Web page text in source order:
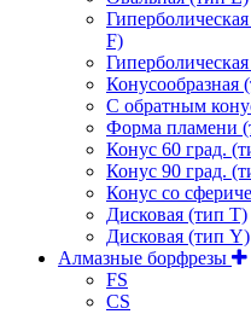
F)
Конусообразная
C обратным
Форма пламени
Конус 60 град.
Конус 90 град.
Конус со
Дисковая (тип Т)
Дисковая (тип Y)
Алмазные борфрезы
FS
CS